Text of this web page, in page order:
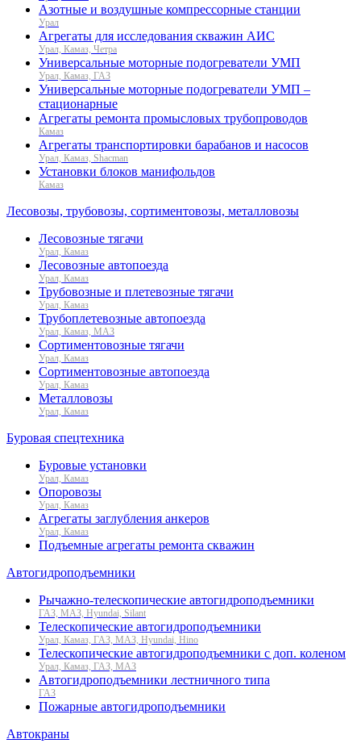
Азотные и воздушные компрессорные станции
Урал
Агрегаты для исследования скважин АИС
Урал, Камаз, Четра
Универсальные моторные подогреватели УМП
Урал, Камаз, ГАЗ
Универсальные моторные подогреватели УМП –
стационарные
Агрегаты ремонта промысловых трубопроводов
Камаз
Агрегаты транспортировки барабанов и насосов
Урал, Камаз, Shacman
Установки блоков манифольдов
Камаз
Лесовозы, трубовозы, сортиментовозы, металловозы
Лесовозные тягачи
Урал, Камаз
Лесовозные автопоезда
Урал, Камаз
Трубовозные и плетевозные тягачи
Урал, Камаз
Трубоплетевозные автопоезда
Урал, Камаз, МАЗ
Сортиментовозные тягачи
Урал, Камаз
Сортиментовозные автопоезда
Урал, Камаз
Металловозы
Урал, Камаз
Буровая спецтехника
Буровые установки
Урал, Камаз
Опоровозы
Урал, Камаз
Агрегаты заглубления анкеров
Урал, Камаз
Подъемные агрегаты ремонта скважин
Автогидроподъемники
Рычажно-телескопические автогидроподъемники
ГАЗ, МАЗ, Hyundai, Silant
Телескопические автогидроподъемники
Урал, Камаз, ГАЗ, МАЗ, Hyundai, Hino
Телескопические автогидроподъемники с доп. коленом
Урал, Камаз, ГАЗ, МАЗ
Автогидроподъемники лестничного типа
ГАЗ
Пожарные автогидроподъемники
Автокраны